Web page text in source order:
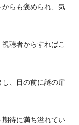
らも褒められ、気
聴者からすればこ
し、目の前に謎の扉
待に満ち溢れてい